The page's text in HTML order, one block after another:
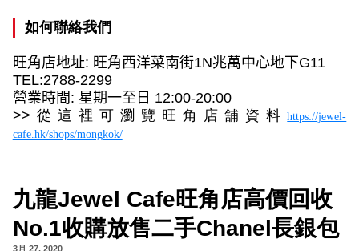
如何聯絡我們
旺角店地址: 旺角西洋菜南街1N兆萬中心地下G11
TEL:2788-2299
營業時間: 星期一至日 12:00-20:00
>> 從這裡可瀏覽旺角店舖資料https://jewel-
cafe.hk/shops/mongkok/
九龍Jewel Cafe旺角店高價回收
No.1收購放售二手Chanel長銀包
3月 27, 2020